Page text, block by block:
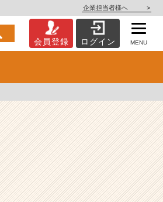
企業担当者様へ >
会員登録 ログイン MENU